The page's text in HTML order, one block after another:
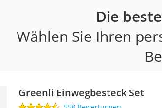
Die
Wählen Sie Ihren
Greenli Einwegbesteck Set